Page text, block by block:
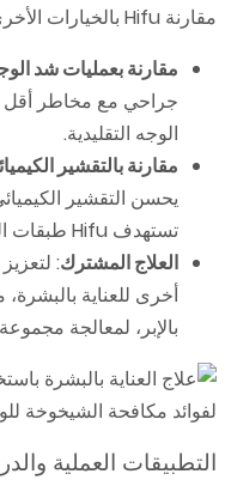
مقارنة Hifu بالخيارات الأخرى.
مقارنة بعمليات شد
جراحي مع مخاطر أقل
الوجه التقليدية.
مقارنة بالتقشير
يحسن التقشير
تستهدف Hifu طبقات الجلد الأعمق لتجديد شباب أكثر عمقًا.
العلاج المشترك
أخرى للعناية بالبشرة،
بالإبر، لمعالجة
التطبيقات العملية